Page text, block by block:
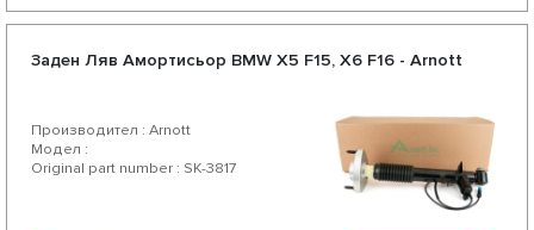
Заден Ляв Амортисьор BMW X5 F15, X6 F16 - Arnott
Производител : Arnott
Модел :
Original part number : SK-3817